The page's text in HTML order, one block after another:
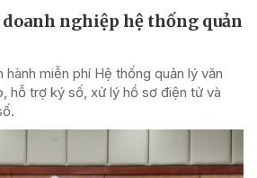
nghiệp hệ thống quản
hành miễn phí Hệ thống quản lý văn
hỗ trợ ký số, xử lý hồ sơ điện tử và